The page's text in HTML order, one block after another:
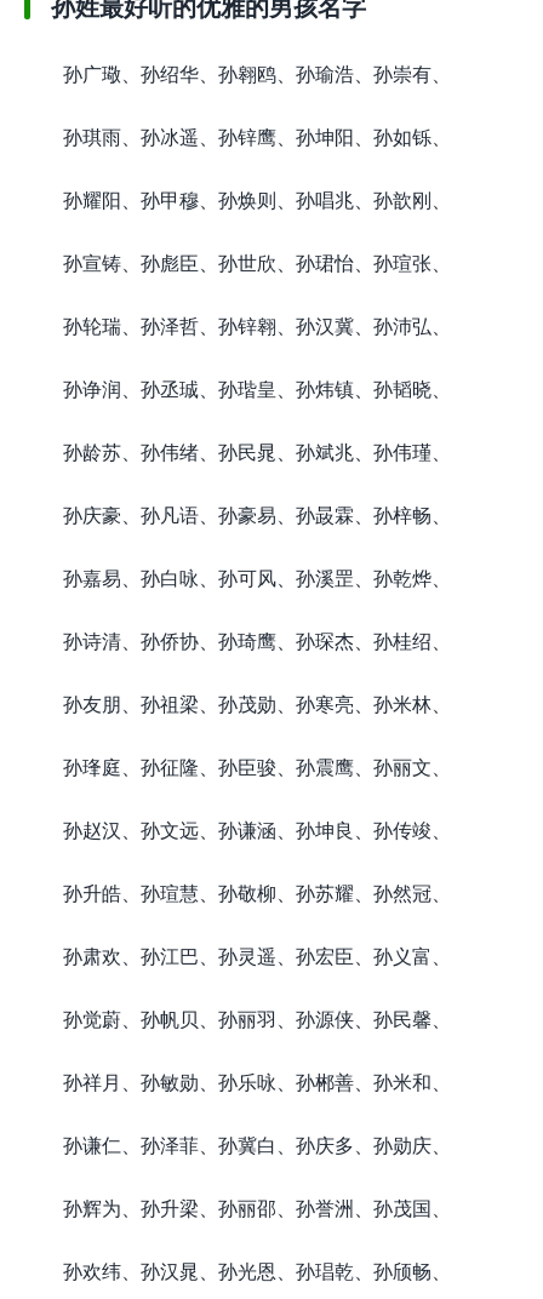
孙姓最好听的优雅的男孩名字
孙广璥、孙绍华、孙翱鸥、孙瑜浩、孙崇有、
孙琪雨、孙冰遥、孙锌鹰、孙坤阳、孙如铄、
孙耀阳、孙甲穆、孙焕则、孙唱兆、孙歆刚、
孙宣铸、孙彪臣、孙世欣、孙珺怡、孙瑄张、
孙轮瑞、孙泽哲、孙锌翱、孙汉冀、孙沛弘、
孙诤润、孙丞珹、孙瑎皇、孙炜镇、孙韬晓、
孙龄苏、孙伟绪、孙民晁、孙斌兆、孙伟瑾、
孙庆豪、孙凡语、孙豪易、孙晸霖、孙梓畅、
孙嘉易、孙白咏、孙可风、孙溪罡、孙乾烨、
孙诗清、孙侨协、孙琦鹰、孙琛杰、孙桂绍、
孙友朋、孙祖梁、孙茂勋、孙寒亮、孙米林、
孙琒庭、孙征隆、孙臣骏、孙震鹰、孙丽文、
孙赵汉、孙文远、孙谦涵、孙坤良、孙传竣、
孙升皓、孙瑄慧、孙敬柳、孙苏耀、孙然冠、
孙肃欢、孙江巴、孙灵遥、孙宏臣、孙义富、
孙觉蔚、孙帆贝、孙丽羽、孙源侠、孙民馨、
孙祥月、孙敏勋、孙乐咏、孙郴善、孙米和、
孙谦仁、孙泽菲、孙冀白、孙庆多、孙勋庆、
孙辉为、孙升梁、孙丽邵、孙誉洲、孙茂国、
孙欢纬、孙汉晁、孙光恩、孙琩乾、孙颀畅、